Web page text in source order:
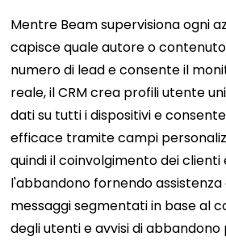
Mentre Beam supervisiona ogni
capisce quale autore o
numero di lead e consente il
reale, il CRM crea profili utente
dati su tutti i dispositivi e
efficace tramite campi
quindi il coinvolgimento dei clienti
l'abbandono fornendo
messaggi segmentati in base al
degli utenti e avvisi di abbandono